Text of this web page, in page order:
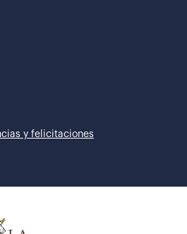
y felicitaciones